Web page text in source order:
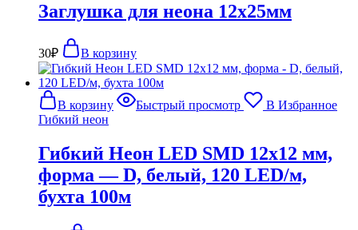
Заглушка для неона 12х25мм
30₽ В корзину
В корзину Быстрый просмотр
В Избранное
Гибкий неон
Гибкий Неон LED SMD 12х12 мм,
форма — D, белый, 120 LED/м,
бухта 100м